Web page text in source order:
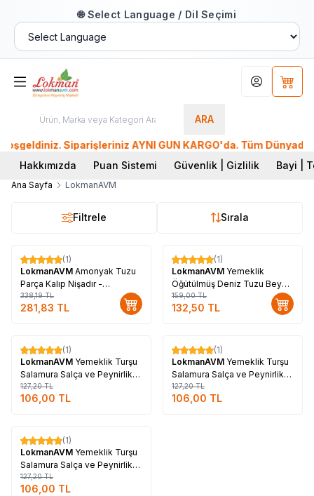
🌐 Select Language / Dil Seçimi
ARA
Hesabım
Siparişleriniz AYNI GÜN KARGO'da. Tüm
Hakkımızda
Puan Sistemi Güvenlik | Gizlilik Bayi |
Ana Sayfa LokmanAVM
Filtrele Sırala
%17
(1)
LokmanAVM Amonyak Tuzu
Parça Kalıp Nişadır -
Amonyum Klorür 100 Gr Paket
338,19TL
281,83 TL
%17
(1)
LokmanAVM Yemeklik
Öğütülmüş Deniz Tuzu Beyaz
1000 Gr
159,00TL
132,50 TL
%17
(1)
LokmanAVM Yemeklik Turşu
Salamura Salça ve Peynirlik
Öğütülmüş Gıda Sanayi Tuzu
10.000 Gr
127,20TL
106,00 TL
%17
(1)
LokmanAVM Yemeklik Turşu
Salamura Salça ve Peynirlik
Granül Çakıl Sofra Tuzu 3000
Gr
127,20TL
106,00 TL
%17
(1)
LokmanAVM Yemeklik Turşu
Salamura Salça ve Peynirlik
Öğütülmüş Sofra Tuzu 3000
Gr
127,20TL
106,00 TL